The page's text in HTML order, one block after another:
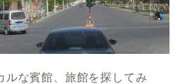
ルな賓館、旅館を探してみ